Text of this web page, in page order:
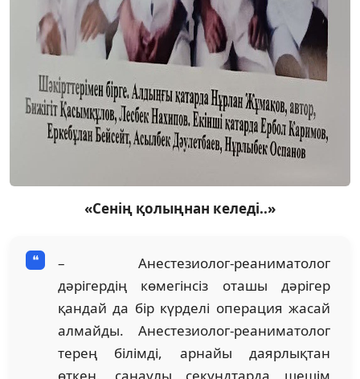
«Сенің қолыңнан келеді..»
– Анестезиолог-реаниматолог
дәрігердің көмегінсіз оташы дәрігер
қандай да бір күрделі операция жасай
алмайды. Анестезиолог-реаниматолог
терең білімді, арнайы даярлықтан
өткен, санаулы секундтарда шешім